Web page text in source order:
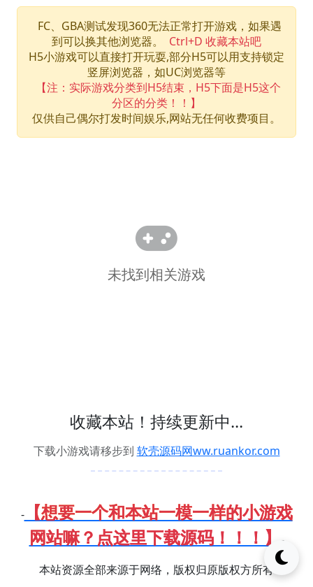
口袋妖怪
侠盗猎车 光明之魂 哈利波特
忍者神龟
快打旋风
拳皇 数码宝贝 最终幻想
洛克人
海贼王
游戏王
FC、GBA测试发现360无法正常打开游戏，如果遇
到可以换其他浏览器。
Ctrl+D 收藏本站吧
H5小游戏可以直接打开玩耍,部分H5可以用支持锁定
竖屏浏览器，如UC浏览器等
【注：实际游戏分类到H5结束，H5下面是H5这个
分区的分类！！】
仅供自己偶尔打发时间娱乐,网站无任何收费项目。
未找到相关游戏
收藏本站！持续更新中...
下载小游戏请移步到 软壳源码网ww.ruankor.com
-【想要一个和本站一模一样的小游戏
网站嘛？点这里下载源码！！！】
-
本站资源全部来源于网络，版权归原版权方所有